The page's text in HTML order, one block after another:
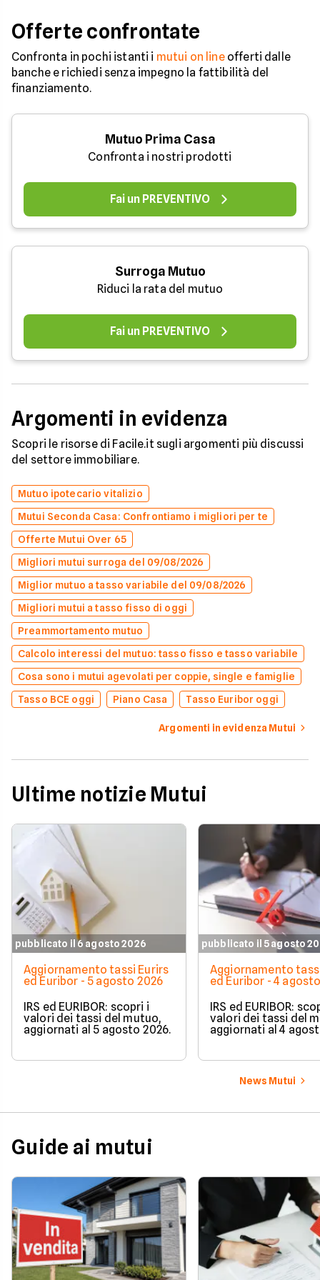
Offerte confrontate
Confronta in pochi istanti i mutui on lineofferti dalle
banche e richiedi senza impegno la fattibilità del
finanziamento.
Mutuo Prima Casa
Confronta i nostri prodotti
Fai un PREVENTIVO
Surroga Mutuo
Riduci la rata del mutuo
Fai un PREVENTIVO
Argomenti in evidenza
Scopri le risorse di Facile.it sugli argomenti più discussi
del settore immobiliare.
Mutuo ipotecario vitalizio
Mutui Seconda Casa: Confrontiamo i migliori per te
Offerte Mutui Over 65
Migliori mutui surroga del 09/08/2026
Miglior mutuo a tasso variabile del 09/08/2026
Migliori mutui a tasso fisso di oggi
Preammortamento mutuo
Calcolo interessi del mutuo: tasso fisso e tasso variabile
Cosa sono i mutui agevolati per coppie, single e famiglie
Tasso BCE oggi
Piano Casa Tasso Euribor oggi
Argomenti in evidenza Mutui
Ultime notizie Mutui
pubblicato il 6 agosto 2026
Aggiornamento tassi Eurirs
ed Euribor - 5 agosto 2026
IRS ed EURIBOR: scopri i
valori dei tassi del mutuo,
aggiornati al 5 agosto 2026.
pubblicato il 5 agosto
Aggiornamento
ed Euribor - 4
IRS ed EURIBOR:
valori dei tassi del
aggiornati al 4
News Mutui
Guide ai mutui